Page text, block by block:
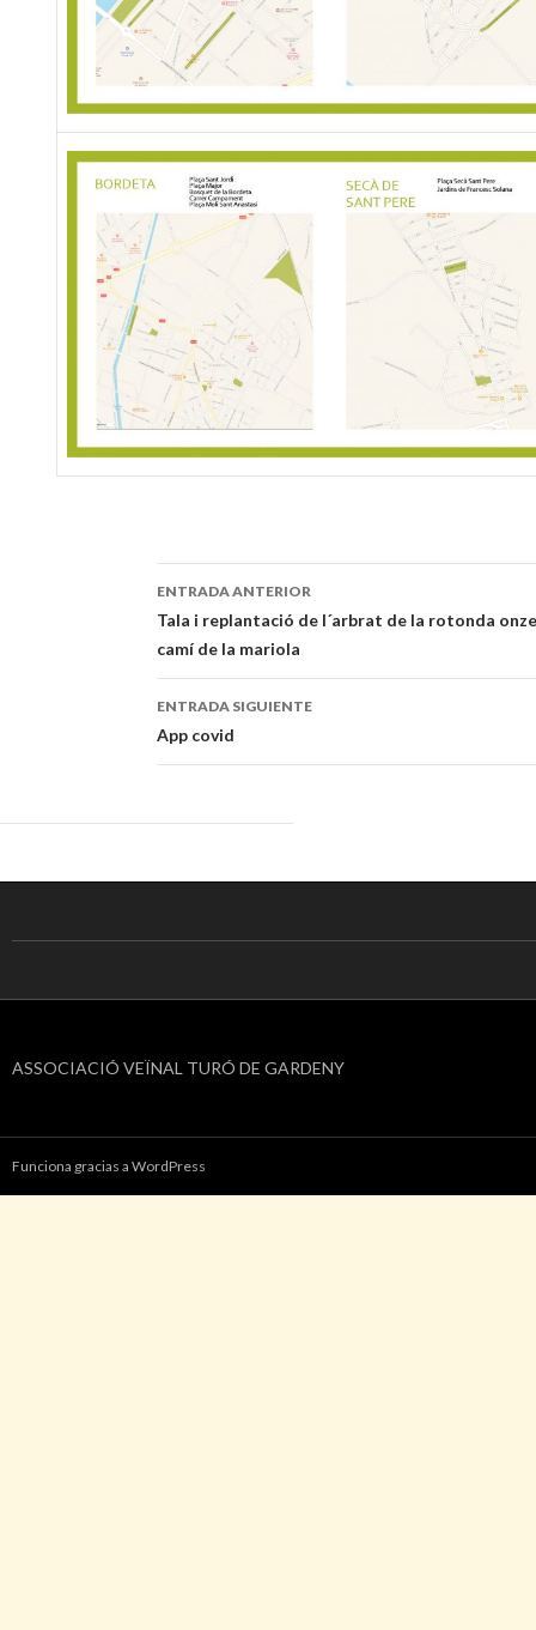
Navegación
de
entradas
ENTRADA ANTERIOR
Tala i replantació de l´arbrat de la rotonda
camí de la mariola
ENTRADA SIGUIENTE
App covid
ASSOCIACIÓ VEÏNAL TURÓ DE GARDENY
Funciona gracias a WordPress